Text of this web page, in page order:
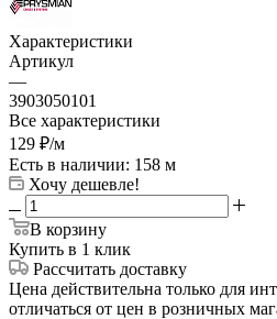
Характеристики
Артикул
—
3903050101
Все характеристики
129 ₽/м
Есть в наличии: 158 м
Хочу дешевле!
В корзину
Купить в 1 клик
Рассчитать доставку
Цена действительна только для
отличаться от цен в розничных